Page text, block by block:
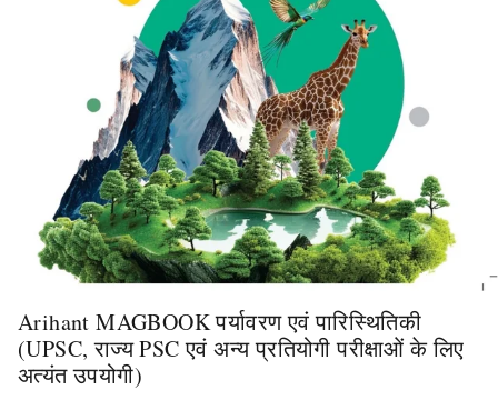
Arihant MAGBOOK पर्यावरण एवं पारिस्थितिकी
(UPSC, राज्य PSC एवं अन्य प्रतियोगी परीक्षाओं के लिए
अत्यंत उपयोगी)